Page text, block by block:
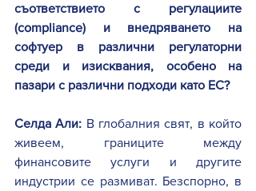
съответствието с регулациите
(compliance) и внедряването на
софтуер в различни регулаторни
среди и изисквания, особено на
пазари с различни подходи като ЕС?
Селда Али: В глобалния свят, в който
живеем, границите между
финансовите услуги и другите
индустрии се размиват. Безспорно, в